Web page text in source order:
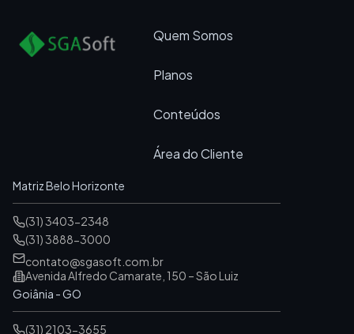
Quem Somos
Planos
Conteúdos
Área do Cliente
Matriz Belo Horizonte
(31) 3403-2348
(31) 3888-3000
contato@sgasoft.com.br
Avenida Alfredo Camarate, 150 – São Luiz
Goiânia - GO
(31) 2103-3655